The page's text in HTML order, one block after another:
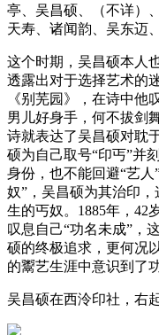
亭、吴昌硕、（不详）
天寿、诸闻韵、吴东迈
这个时期，吴昌硕本人
透露出对于选择艺术的
《别芜园》，在诗中他
男儿好身手，何不拔剑
诗就表达了吴昌硕对耽
硕为自己取号“印丐”并
身份，也不能回避“艺
奴”，吴昌硕为其治印
生的丐奴。1885年，42
叹息自己“功名未成”，
硕的终极追求，更何况
的鬻艺生涯中意识到了
吴昌硕在西泠印社，右